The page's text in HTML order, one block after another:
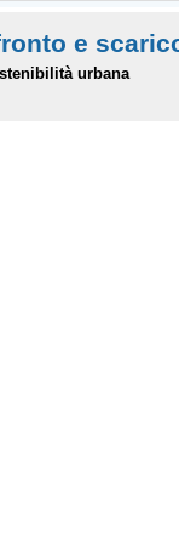
e
urbana